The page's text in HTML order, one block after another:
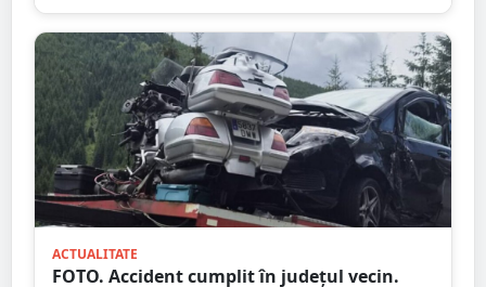
ACTUALITATE
FOTO. Accident cumplit în județul vecin.